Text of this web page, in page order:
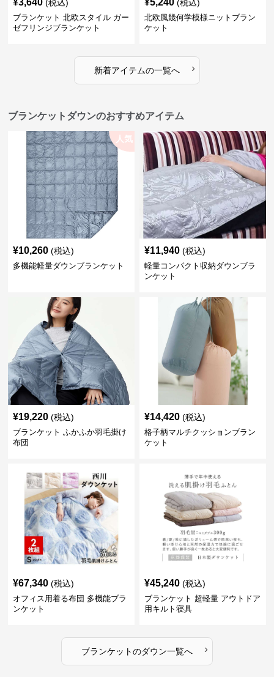
¥3,640 (税込)
ブランケット 北欧スタイル ガー
ゼフリンジブランケット
¥5,240 (税込)
北欧風幾何学模様ニットブラン
ケット
新着アイテムの一覧へ ›
ブランケットダウンのおすすめアイテム
人気
¥10,260 (税込)
多機能軽量ダウンブランケット
¥11,940 (税込)
軽量コンパクト収納ダウンブラ
ンケット
¥19,220 (税込)
ブランケット ふかふか羽毛掛け
布団
¥14,420 (税込)
格子柄マルチクッションブラン
ケット
¥67,340 (税込)
オフィス用着る布団 多機能ブラ
ンケット
¥45,240 (税込)
ブランケット 超軽量 アウトドア
用キルト寝具
ブランケットのダウン一覧へ ›